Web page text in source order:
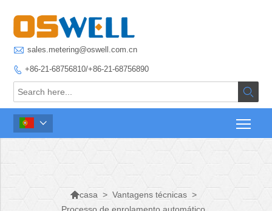
 sales.metering@oswell.com.cn
 +86-21-68756810/+86-21-68756890


casa > Vantagens técnicas >